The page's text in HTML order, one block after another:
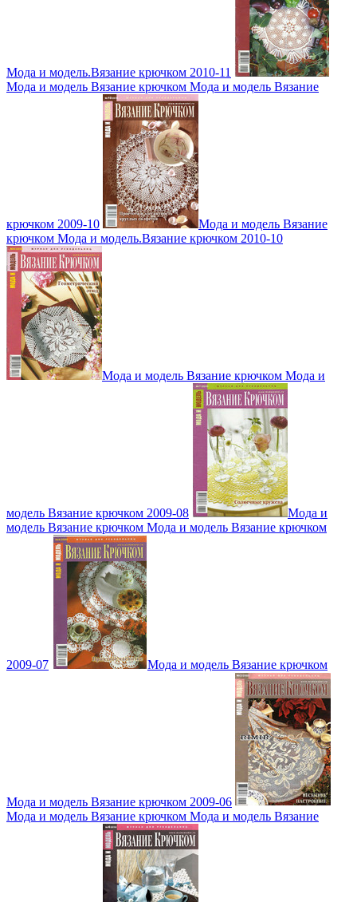
Мода и модель.Вязание крючком 2010-11
Мода и модель Вязание крючком Мода и модель Вязание
крючком 2009-10
Мода и модель Вязание
крючком Мода и модель.Вязание крючком 2010-10
Мода и модель Вязание крючком Мода и
модель Вязание крючком 2009-08
Мода и
модель Вязание крючком Мода и модель Вязание крючком
2009-07 Мода и модель Вязание крючком
Мода и модель Вязание крючком 2009-06
Мода и модель Вязание крючком Мода и модель Вязание